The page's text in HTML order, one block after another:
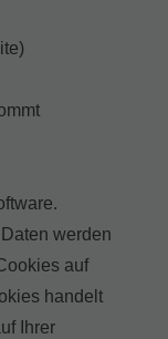
werden
auf
handelt
Ihrer